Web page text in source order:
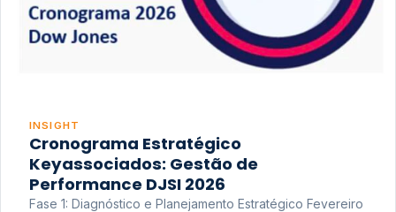
INSIGHT
Cronograma Estratégico
Keyassociados: Gestão de
Performance DJSI 2026
Fase 1: Diagnóstico e Planejamento Estratégico Fevereiro